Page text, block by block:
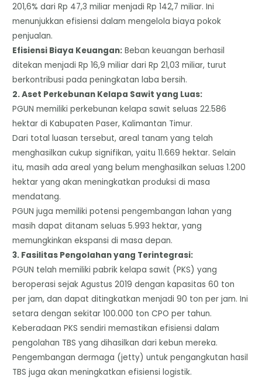
201,6% dari Rp 47,3 miliar menjadi Rp 142,7 miliar. Ini
menunjukkan efisiensi dalam mengelola biaya pokok
penjualan.
​Efisiensi Biaya Keuangan: Beban keuangan berhasil
ditekan menjadi Rp 16,9 miliar dari Rp 21,03 miliar, turut
berkontribusi pada peningkatan laba bersih.
​2. Aset Perkebunan Kelapa Sawit yang Luas:
​PGUN memiliki perkebunan kelapa sawit seluas 22.586
hektar di Kabupaten Paser, Kalimantan Timur.
​Dari total luasan tersebut, areal tanam yang telah
menghasilkan cukup signifikan, yaitu 11.669 hektar. Selain
itu, masih ada areal yang belum menghasilkan seluas 1.200
hektar yang akan meningkatkan produksi di masa
mendatang.
​PGUN juga memiliki potensi pengembangan lahan yang
masih dapat ditanam seluas 5.993 hektar, yang
memungkinkan ekspansi di masa depan.
​3. Fasilitas Pengolahan yang Terintegrasi:
​PGUN telah memiliki pabrik kelapa sawit (PKS) yang
beroperasi sejak Agustus 2019 dengan kapasitas 60 ton
per jam, dan dapat ditingkatkan menjadi 90 ton per jam. Ini
setara dengan sekitar 100.000 ton CPO per tahun.
Keberadaan PKS sendiri memastikan efisiensi dalam
pengolahan TBS yang dihasilkan dari kebun mereka.
​Pengembangan dermaga (jetty) untuk pengangkutan hasil
TBS juga akan meningkatkan efisiensi logistik.